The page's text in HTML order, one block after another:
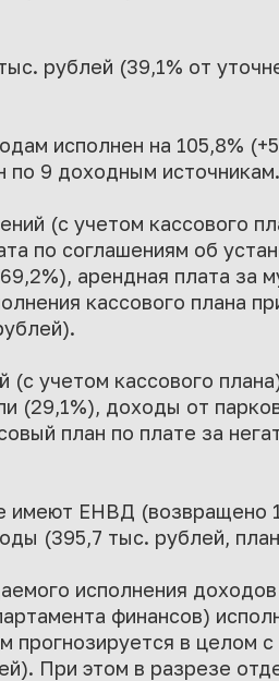
рублей (39,1% от
исполнен на 105,8%
по 9 доходным источникам.
(с учетом кассового
по соглашениям об
арендная плата за
кассового плана
(с учетом кассового
(29,1%), доходы от
план по плате за
имеют ЕНВД (возвращено
(395,7 тыс. рублей,
исполнения
финансов)
прогнозируется в целом
При этом в разрезе